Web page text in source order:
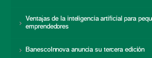
Ventajas de la inteligencia artificial para
emprendedores
BanescoInnova anuncia su tercera edición